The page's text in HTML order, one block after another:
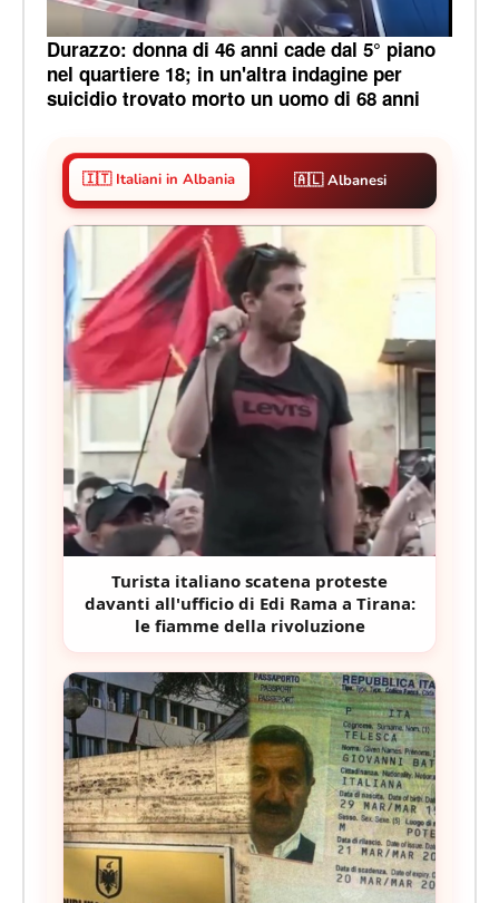
Durazzo: donna di 46 anni cade dal 5° piano
nel quartiere 18; in un'altra indagine per
suicidio trovato morto un uomo di 68 anni
🇮🇹 Italiani in Albania 🇦🇱 Albanesi
Turista italiano scatena proteste
davanti all'ufficio di Edi Rama a Tirana:
le fiamme della rivoluzione